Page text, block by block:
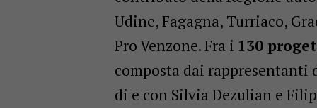
Udine, Fagagna, Turriaco,
Pro Venzone. Fra i 130
composta dai rappresentanti
di e con Silvia Dezulian e